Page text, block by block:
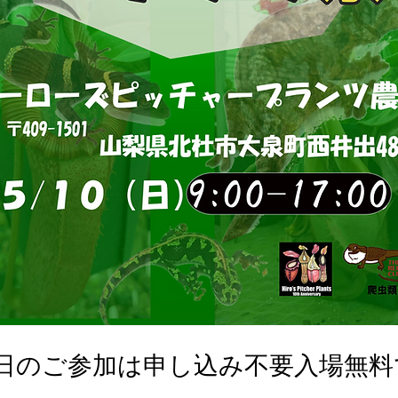
のご参加は申し込み不要入場無